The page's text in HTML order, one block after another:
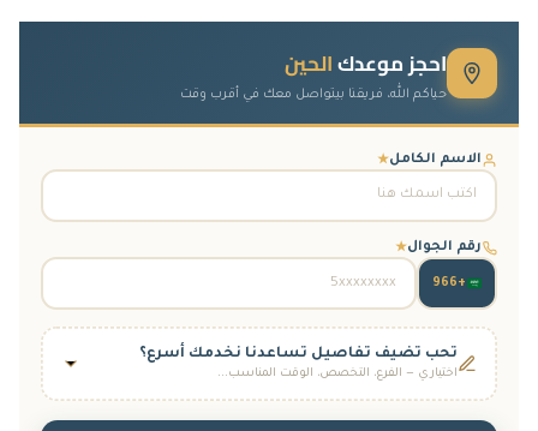
احجز موعدكالحين
حياكم الله، فريقنا بيتواصل معك في أقرب وقت
الاسم الكامل★
رقم الجوال★
+966
تحب تضيف تفاصيل تساعدنا نخدمك أسرع؟
اختياري — الفرع، التخصص، الوقت المناسب...